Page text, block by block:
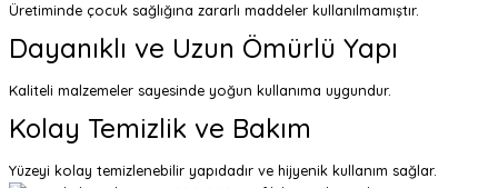
Üretiminde çocuk sağlığına zararlı maddeler kullanılmamıştır.
Dayanıklı ve Uzun Ömürlü Yapı
Kaliteli malzemeler sayesinde yoğun kullanıma uygundur.
Kolay Temizlik ve Bakım
Yüzeyi kolay temizlenebilir yapıdadır ve hijyenik kullanım sağlar.